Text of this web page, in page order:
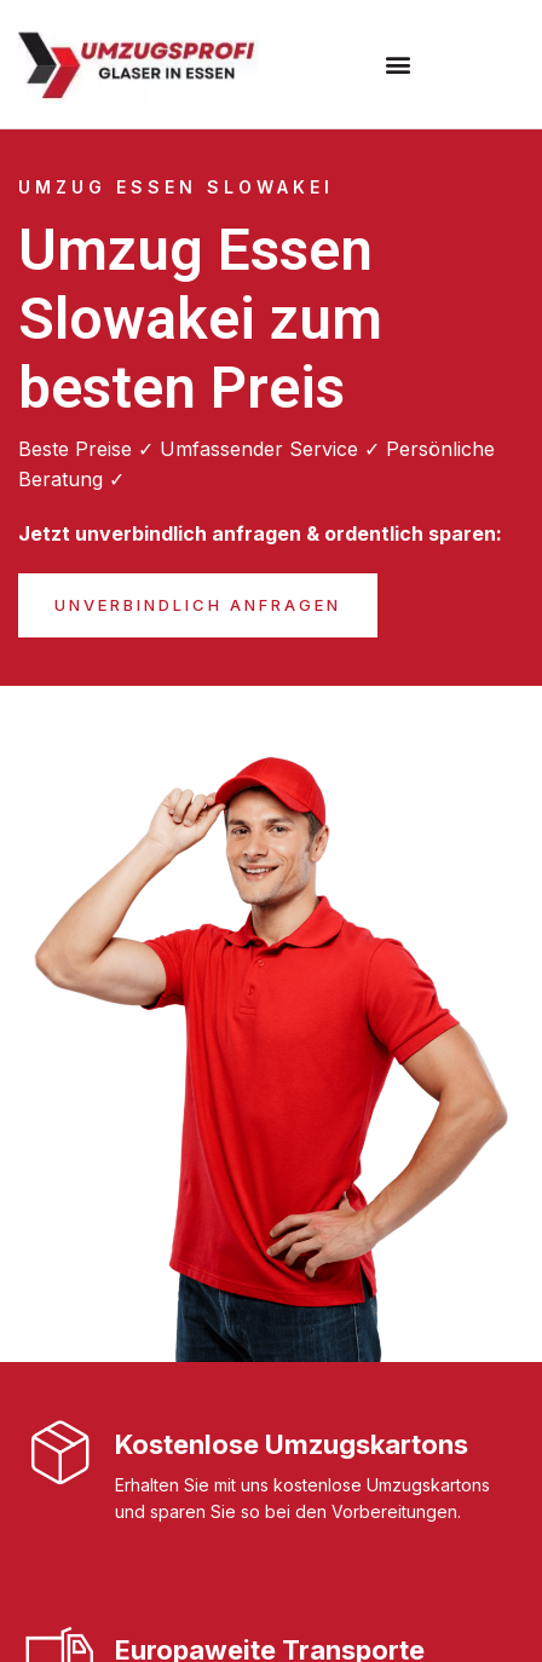
UMZUG ESSEN SLOWAKEI
Umzug Essen
Slowakei zum
besten Preis
Beste Preise ✓ Umfassender Service ✓ Persönliche
Beratung ✓
Jetzt unverbindlich anfragen & ordentlich sparen:
UNVERBINDLICH ANFRAGEN
Kostenlose Umzugskartons
Erhalten Sie mit uns kostenlose Umzugskartons
und sparen Sie so bei den Vorbereitungen.
Europaweite Transporte